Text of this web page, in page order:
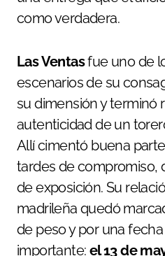
como verdadera.
Las Ventasfue uno de
escenarios de su
su dimensión y terminó
autenticidad de un
Allí cimentó buena
tardes de compromiso,
de exposición. Su
madrileña quedó
de peso y por una
importante: el 13 de